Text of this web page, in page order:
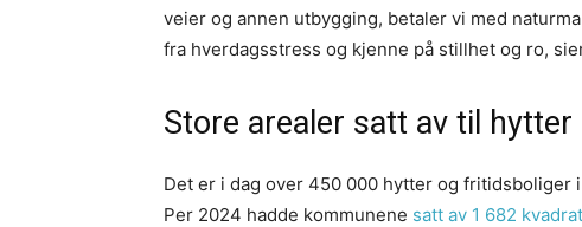
veier og annen utbygging, betaler vi med
fra hverdagsstress og kjenne på stillhet og ro,
Store arealer satt av til hytter
Det er i dag over 450 000 hytter og fritidsboliger
Per 2024 hadde kommunene satt av 1 682